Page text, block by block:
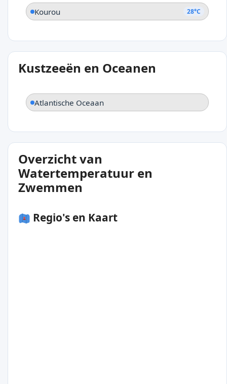
Kourou 28°C
Kustzeeën en Oceanen
Atlantische Oceaan
Overzicht van
Watertemperatuur en
Zwemmen
Regio's en Kaart